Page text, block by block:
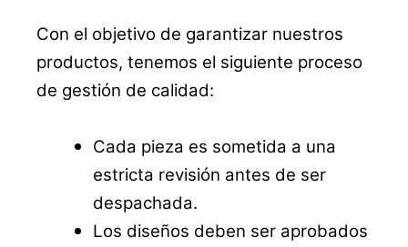
Con el objetivo de garantizar nuestros
productos, tenemos el siguiente proceso
de gestión de calidad:
Cada pieza es sometida a una
estricta revisión antes de ser
despachada.
Los diseños deben ser aprobados